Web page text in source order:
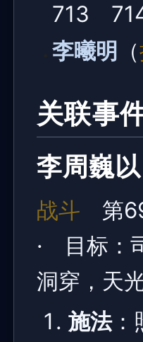
713
李曦明
（
关联事
李周巍
战斗 第
· 目标：
洞穿，天
施法：